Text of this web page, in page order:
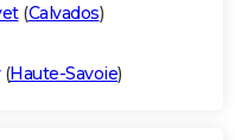
(Calvados)
(Haute-Savoie)